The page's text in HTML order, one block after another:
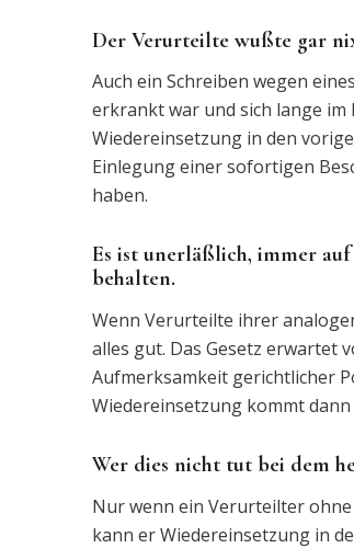
Der Verurteilte wußte gar
Auch ein Schreiben wegen
erkrankt war und sich lange
Wiedereinsetzung in den
Einlegung einer sofortigen
haben.
Es ist unerläßlich, immer
behalten.
Wenn Verurteilte ihrer
alles gut. Das Gesetz erwartet
Aufmerksamkeit gerichtlicher
Wiedereinsetzung kommt dann
Wer dies nicht tut bei dem
Nur wenn ein Verurteilter
kann er Wiedereinsetzung in